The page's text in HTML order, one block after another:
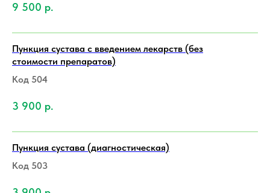
9 500 р.
Пункция сустава с введением лекарств (без
стоимости препаратов)
Код 504
3 900 р.
Пункция сустава (диагностическая)
Код 503